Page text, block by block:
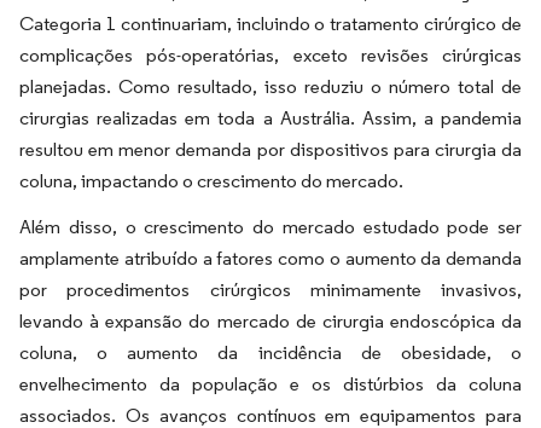
Categoria 1 continuariam, incluindo o tratamento cirúrgico de
complicações pós-operatórias, exceto revisões cirúrgicas
planejadas. Como resultado, isso reduziu o número total de
cirurgias realizadas em toda a Austrália. Assim, a pandemia
resultou em menor demanda por dispositivos para cirurgia da
coluna, impactando o crescimento do mercado.
Além disso, o crescimento do mercado estudado pode ser
amplamente atribuído a fatores como o aumento da demanda
por procedimentos cirúrgicos minimamente invasivos,
levando à expansão do mercado de cirurgia endoscópica da
coluna, o aumento da incidência de obesidade, o
envelhecimento da população e os distúrbios da coluna
associados. Os avanços contínuos em equipamentos para